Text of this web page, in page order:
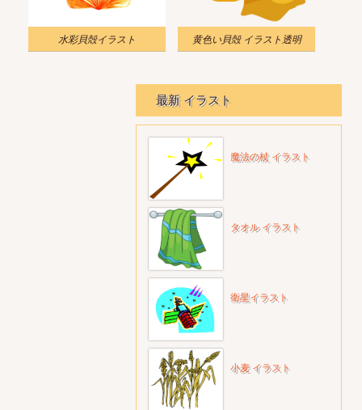
水彩貝殻イラスト 黄色い貝殻 イラスト透明
最新 イラスト
魔法の杖 イラスト
タオル イラスト
衛星イラスト
小麦 イラスト